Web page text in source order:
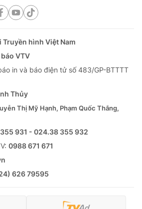
Truyền hình Việt Nam
VTV
in và báo điện tử số 483/GP-BTTTT
Thủy
Thị Mỹ Hạnh, Phạm Quốc Thắng,
931 - 024.38 355 932
0988 671 671
626 79595